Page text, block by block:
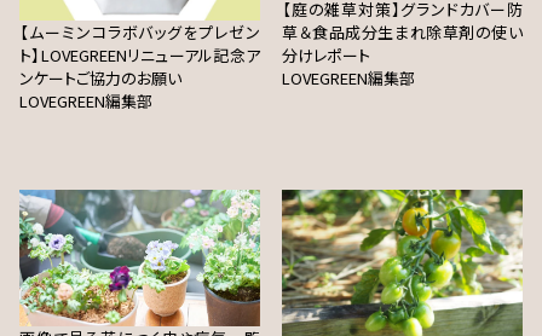
【ムーミンコラボバッグをプレゼン
ト】LOVEGREENリニューアル記念ア
ンケートご協力のお願い
LOVEGREEN編集部
【庭の雑草対策】グランドカバー防
草＆食品成分生まれ除草剤の使い
分けレポート
LOVEGREEN編集部